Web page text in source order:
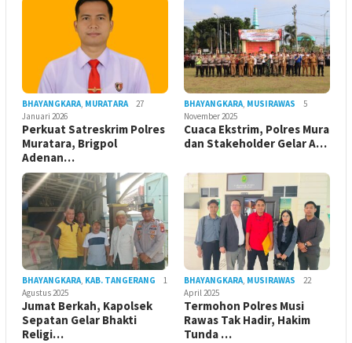
BHAYANGKARA, MURATARA
27
Januari 2026
Perkuat Satreskrim Polres
Muratara, Brigpol
Adenan…
BHAYANGKARA, MUSIRAWAS
5
November 2025
Cuaca Ekstrim, Polres Mura
dan Stakeholder Gelar A…
BHAYANGKARA, KAB. TANGERANG
1
Agustus 2025
Jumat Berkah, Kapolsek
Sepatan Gelar Bhakti
Religi…
BHAYANGKARA, MUSIRAWAS
22
April 2025
Termohon Polres Musi
Rawas Tak Hadir, Hakim
Tunda …